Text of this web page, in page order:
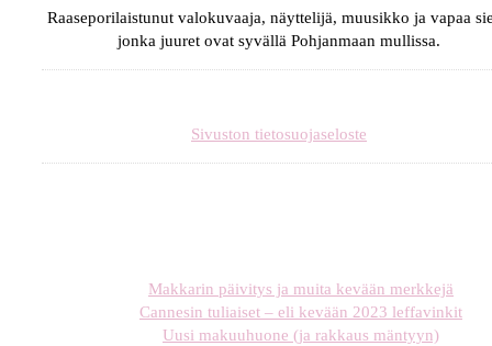
Raaseporilaistunut valokuvaaja, näyttelijä, muusikko ja vapaa
jonka juuret ovat syvällä Pohjanmaan mullissa.
Sivuston tietosuojaseloste
Makkarin päivitys ja muita kevään merkkejä
Cannesin tuliaiset – eli kevään 2023 leffavinkit
Uusi makuuhuone (ja rakkaus mäntyyn)